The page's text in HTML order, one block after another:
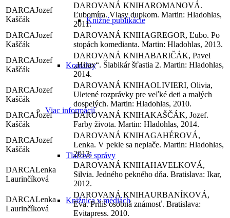
Knižné publikácie
Kontakty
Viac informácií
Tlačové správy
Knižnica v médiách
Jozef
Kaščák
ROMANOVÁ.
Ľubomíra. Vlasy dupkom. Martin: Hladohlas,
2011.
Jozef
Kaščák
GREGOR, Ľubo. Po
stopách komedianta. Martin: Hladohlas, 2013.
Jozef
Kaščák
BARIČÁK, Pavel
„Hirax“. Šlabikár šťastia 2. Martin: Hladohlas,
2014.
Jozef
Kaščák
OLIVIERI, Olivia,
Uletené rozprávky pre veľké deti a malých
dospelých. Martin: Hladohlas, 2010.
Jozef
Kaščák
KAŠČÁK, Jozef.
Farby života. Martin: Hladohlas, 2014.
Jozef
Kaščák
GAHÉROVÁ,
Lenka. V pekle sa neplače. Martin: Hladohlas,
2013.
Lenka
Laurinčíková
HAVELKOVÁ,
Silvia. Jedného pekného dňa. Bratislava: Ikar,
2012.
Lenka
Laurinčíková
URBANÍKOVÁ,
Eva. Príliš osobná známosť. Bratislava:
Evitapress. 2010.